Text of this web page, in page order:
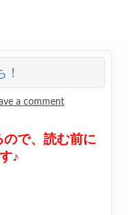
a comment
で、読む前に
♪